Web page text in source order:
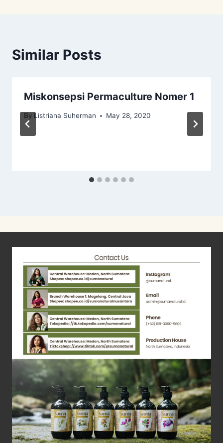
Similar Posts
Miskonsepsi Permaculture Nomer 1
By Listriana Suherman May 28, 2020